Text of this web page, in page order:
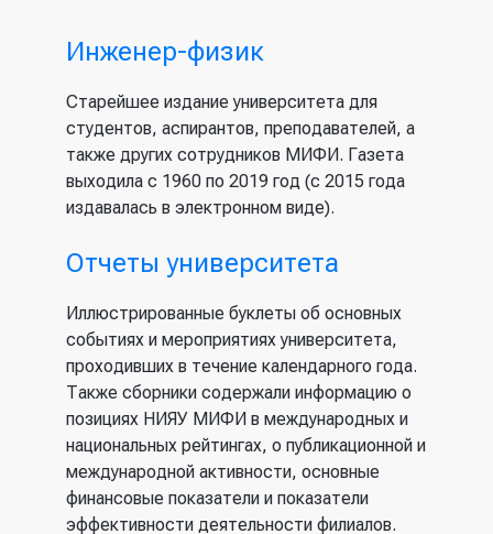
Инженер-физик
Старейшее издание университета для
студентов, аспирантов, преподавателей, а
также других сотрудников МИФИ. Газета
выходила с 1960 по 2019 год (с 2015 года
издавалась в электронном виде).
Отчеты университета
Иллюстрированные буклеты об основных
событиях и мероприятиях университета,
проходивших в течение календарного года.
Также сборники содержали информацию о
позициях НИЯУ МИФИ в международных и
национальных рейтингах, о публикационной и
международной активности, основные
финансовые показатели и показатели
эффективности деятельности филиалов.